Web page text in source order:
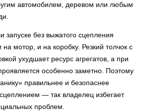
автомобилем, деревом или любым
запуске без выжатого сцепления
на мотор, и на коробку. Резкий толчок с
ухудшает ресурс агрегатов, а при
особенно заметно. Поэтому
правильнее и безопаснее
— так владелец избегает
проблем.